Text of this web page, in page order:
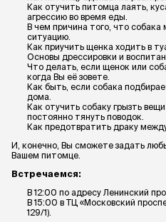
Как отучить питомца лаять,
агрессию во время еды.
В чем причина того, что
ситуацию.
Как приучить щенка ходить в
Основы дрессировки и
Что делать, если щенок или
когда Вы её зовете.
Как быть, если собака
дома.
Как отучить собаку грызть
постоянно тянуть поводок.
Как предотвратить драку
И, конечно, Вы сможете задать
Вашем питомце.
Встречаемся:
В 12:00 по адресу Ленинский
В 15:00 в ТЦ «Московский
129/1).